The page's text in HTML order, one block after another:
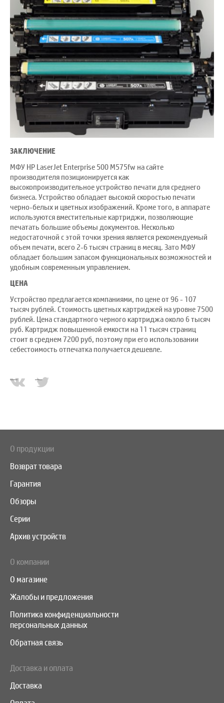
ЗАКЛЮЧЕНИЕ
МФУ HP LaserJet Enterprise 500 M575fw на сайте
производителя позиционируется как
высокопроизводительное устройство печати для среднего
бизнеса. Устройство обладает высокой скоростью печати
черно-белых и цветных изображений. Кроме того, в аппарате
используются вместительные картриджи, позволяющие
печатать большие объемы документов. Несколько
недостаточной с этой точки зрения является рекомендуемый
объем печати, всего 2-6 тысяч страниц в месяц. Зато МФУ
обладает большим запасом функциональных возможностей и
удобным современным управлением.
ЦЕНА
Устройство предлагается компаниями, по цене от 96 - 107
тысяч рублей. Стоимость цветных картриджей на уровне 7500
рублей. Цена стандартного черного картриджа около 6 тысяч
руб. Картридж повышенной емкости на 11 тысяч страниц
стоит в среднем 7200 руб, поэтому при его использовании
себестоимость отпечатка получается дешевле.
О продукции
Возврат товара
Гарантия
Обзоры
Серии
Архив устройств
О компании
О магазине
Жалобы и предложения
Политика конфиденциальности
персональных данных
Обратная связь
Доставка и оплата
Доставка